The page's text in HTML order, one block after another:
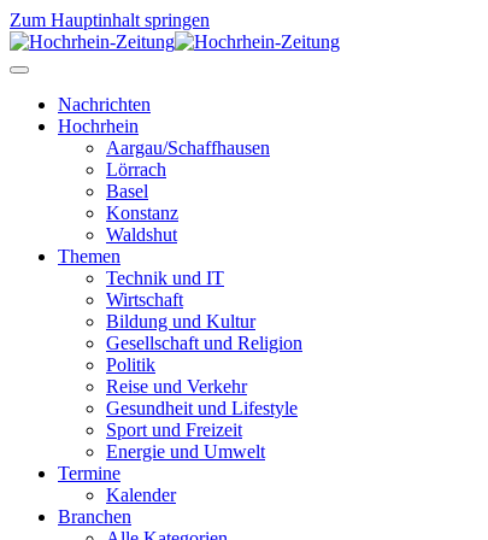
Zum Hauptinhalt springen
Nachrichten
Hochrhein
Aargau/Schaffhausen
Lörrach
Basel
Konstanz
Waldshut
Themen
Technik und IT
Wirtschaft
Bildung und Kultur
Gesellschaft und Religion
Politik
Reise und Verkehr
Gesundheit und Lifestyle
Sport und Freizeit
Energie und Umwelt
Termine
Kalender
Branchen